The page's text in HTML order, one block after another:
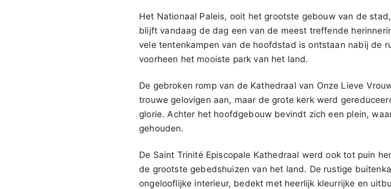
Het Nationaal Paleis, ooit het grootste gebouw van de
blijft vandaag de dag een van de meest treffende
vele tentenkampen van de hoofdstad is ontstaan nabij de
voorheen het mooiste park van het land.
De gebroken romp van de Kathedraal van Onze Lieve
trouwe gelovigen aan, maar de grote kerk werd
glorie. Achter het hoofdgebouw bevindt zich een plein,
gehouden.
De Saint Trinité Episcopale Kathedraal werd ook tot puin
de grootste gebedshuizen van het land. De rustige
ongelooflijke interieur, bedekt met heerlijk kleurrijke en